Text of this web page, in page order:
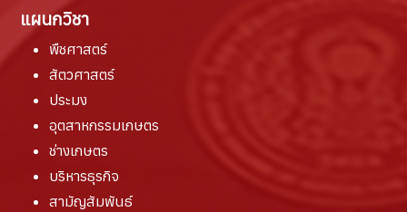
แผนกวิชา
พืชศาสตร์
สัตวศาสตร์
ประมง
อุตสาหกรรมเกษตร
ช่างเกษตร
บริหารธุรกิจ
สามัญสัมพันธ์